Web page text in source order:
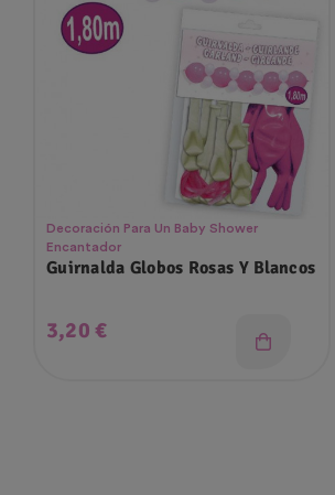
Decoración Para Un Baby Shower
Encantador
Guirnalda Globos Rosas Y Blancos
Precio
3,20 €